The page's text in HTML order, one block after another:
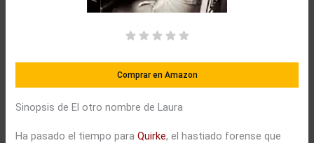
Comprar en Amazon
Sinopsis de El otro nombre de Laura
Ha pasado el tiempo paraQuirke, el hastiado forense que